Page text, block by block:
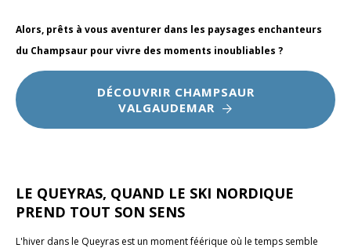
Alors, prêts à vous aventurer dans les paysages enchanteurs
du Champsaur pour vivre des moments inoubliables ?
DÉCOUVRIR CHAMPSAUR
VALGAUDEMAR
LE QUEYRAS, QUAND LE SKI NORDIQUE
PREND TOUT SON SENS
L'hiver dans le Queyras est un moment féérique où le temps semble